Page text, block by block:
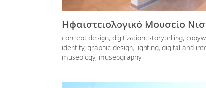
Ηφαιστειολογικό Μουσείο
concept design, digitization, storytelling,
identity, graphic design, lighting, digital and
museology, museography